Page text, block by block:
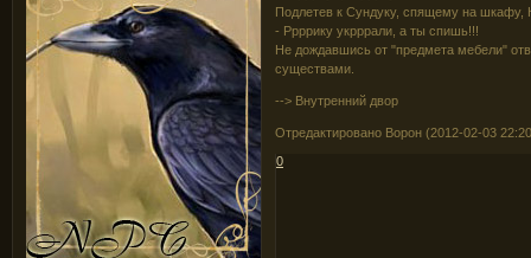
Подлетев к Сундуку, спящему на шкафу,
- Ррррику укрррали, а ты спишь!!!
Не дождавшись от "предмета мебели"
существами.
--> Внутренний двор
Отредактировано Ворон (2012-02-03
0